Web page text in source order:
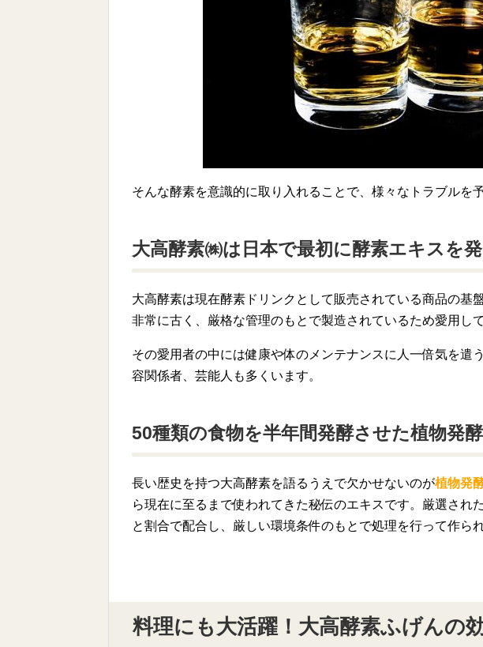
そんな酵素を意識的に取り入れることで、様々なトラブルを
大高酵素㈱は日本で最初に酵素エキスを
大高酵素は現在酵素ドリンクとして販売されている商品の基
非常に古く、厳格な管理のもとで製造されているため愛用し
その愛用者の中には健康や体のメンテナンスに人一倍気を遣
容関係者、芸能人も多くいます。
50種類の食物を半年間発酵させた植物発
長い歴史を持つ大高酵素を語るうえで欠かせないのが植物発
ら現在に至るまで使われてきた秘伝のエキスです。厳選され
と割合で配合し、厳しい環境条件のもとで処理を行って作ら
料理にも大活躍！大高酵素ふげんの